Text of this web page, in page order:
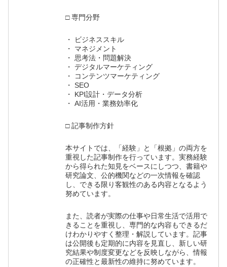
□ 専門分野
・ ビジネススキル
・ マネジメント
・ 思考法・問題解決
・ デジタルマーケティング
・ コンテンツマーケティング
・ SEO
・ KPI設計・データ分析
・ AI活用・業務効率化
□ 記事制作方針
本サイトでは、「経験」と「根拠」の両方を
重視した記事制作を行っています。実務経験
から得られた知見をベースにしつつ、書籍や
研究論文、公的機関などの一次情報を確認
し、できる限り客観性のある内容となるよう
努めています。
また、読者が実際の仕事や日常生活で活用で
きることを重視し、専門的な内容もできるだ
けわかりやすく整理・解説しています。記事
は公開後も定期的に内容を見直し、新しい研
究結果や制度変更などを反映しながら、情報
の正確性と最新性の維持に努めています。